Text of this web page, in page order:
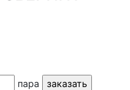
пара